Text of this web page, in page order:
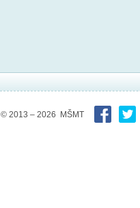
© 2013 – 2026 MŠMT